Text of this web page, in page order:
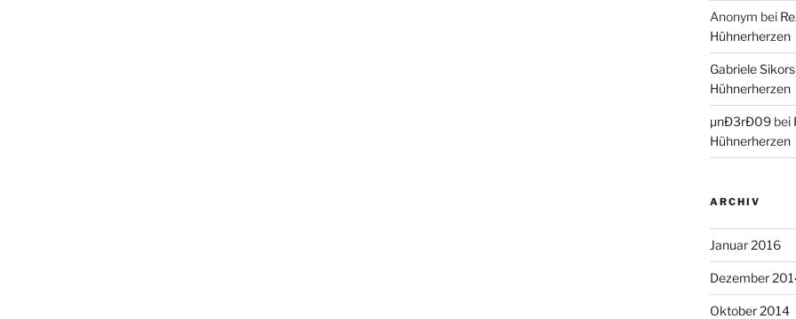
Anonym bei
Hühnerherzen
Gabriele
Hühnerherzen
µnÐ3rÐ09bei
Hühnerherzen
ARCHIV
Januar 2016
Dezember
Oktober 2014